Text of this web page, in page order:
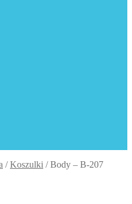
/Koszulki /Body – B-207